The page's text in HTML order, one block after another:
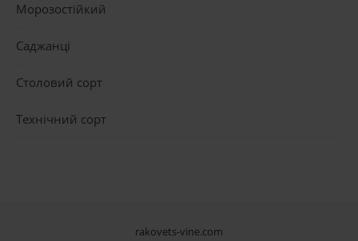
Морозостійкий
Саджанці
Столовий сорт
Технічний сорт
rakovets-vine.com